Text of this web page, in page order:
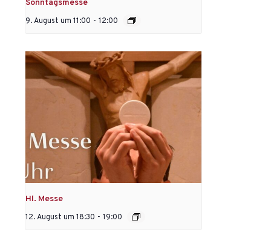
Sonntagsmesse
9. August um 11:00 - 12:00
Hl. Messe
12. August um 18:30 - 19:00